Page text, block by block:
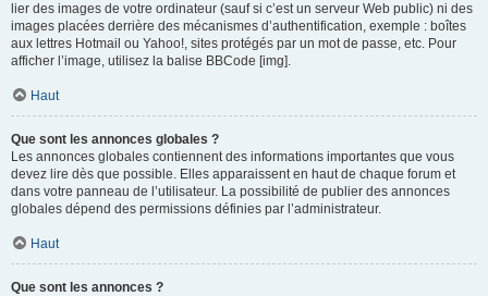
lier des images de votre ordinateur (sauf si c’est un serveur Web public) ni des
images placées derrière des mécanismes d’authentification, exemple : boîtes
aux lettres Hotmail ou Yahoo!, sites protégés par un mot de passe, etc. Pour
afficher l’image, utilisez la balise BBCode [img].
Haut
Que sont les annonces globales ?
Les annonces globales contiennent des informations importantes que vous
devez lire dès que possible. Elles apparaissent en haut de chaque forum et
dans votre panneau de l’utilisateur. La possibilité de publier des annonces
globales dépend des permissions définies par l’administrateur.
Haut
Que sont les annonces ?